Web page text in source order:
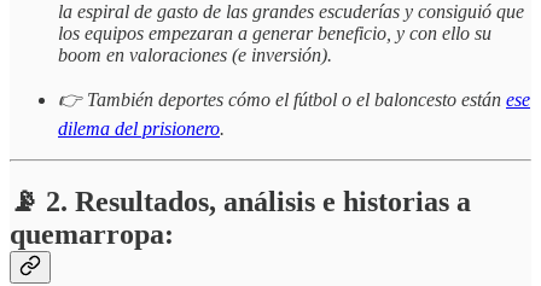
la espiral de gasto de las grandes escuderías y consiguió que
los equipos empezaran a generar beneficio, y con ello su
boom en valoraciones (e inversión).
👉 También deportes cómo el fútbol o el baloncesto están ese
dilema del prisionero.
📡 2. Resultados, análisis e historias a
quemarropa: